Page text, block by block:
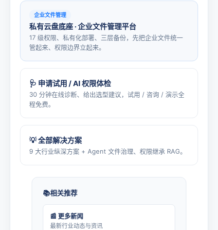
企业文件管理
私有云盘底座 · 企业文件管理平台
17 级权限、私有化部署、三层备份，先把企业文件统一
管起来、权限边界立起来。
🩺 申请试用 / AI 权限体检
30 分钟在线诊断、给出选型建议，试用 / 咨询 / 演示全
程免费。
💡 全部解决方案
9 大行业纵深方案 + Agent 文件治理、权限继承 RAG。
相关推荐
📰 更多新闻
最新行业动态与资讯